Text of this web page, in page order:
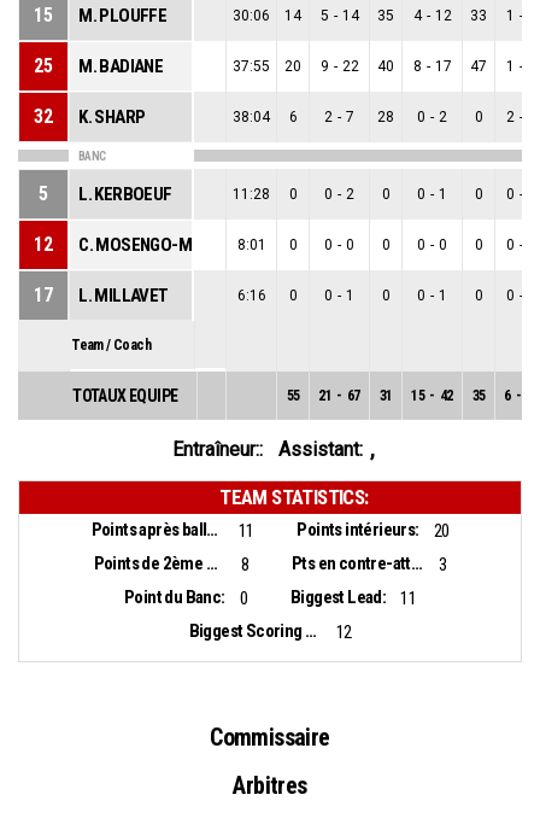
15 M. PLOUFFE 30:06 14 5 - 14 35 4 - 12 33 1 -
25 M. BADIANE 37:55 20 9 - 22 40 8 - 17 47 1 -
32 K. SHARP 38:04 6 2 - 7 28 0 - 2 0 2 -
BANC
5 L. KERBOEUF 11:28 0 0 - 2 0 0 - 1 0 0 -
12 C. MOSENGO-MASA 8:01 0 0 - 0 0 0 - 0 0 0 -
17 L. MILLAVET 6:16 0 0 - 1 0 0 - 1 0 0 -
Team / Coach
TOTAUX EQUIPE 55 21 - 67 31 15 - 42 35 6 -
Entraîneur:: Assistant: ,
TEAM STATISTICS:
Points après balles perdues: 11 Points intérieurs:
20
Points de 2ème chance:
8 Pts en contre-attaque:
3
Point du Banc:
0 Biggest Lead:
11
Biggest Scoring Run:
12
Commissaire
Arbitres